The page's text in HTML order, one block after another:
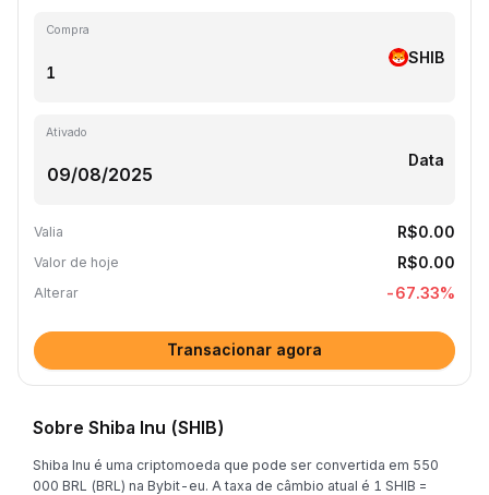
Compra
SHIB
Ativado
Data
Valia R$0.00
Valor de hoje R$0.00
Alterar -67.33%
Transacionar agora
Sobre Shiba Inu (SHIB)
Shiba Inu é uma criptomoeda que pode ser convertida em 550
000 BRL (BRL) na Bybit-eu. A taxa de câmbio atual é 1 SHIB =